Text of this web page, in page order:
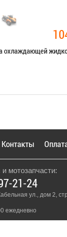
охлаждающей
Контакты
мотозапчасти:
21-24
ул., дом 2,
ежедневно